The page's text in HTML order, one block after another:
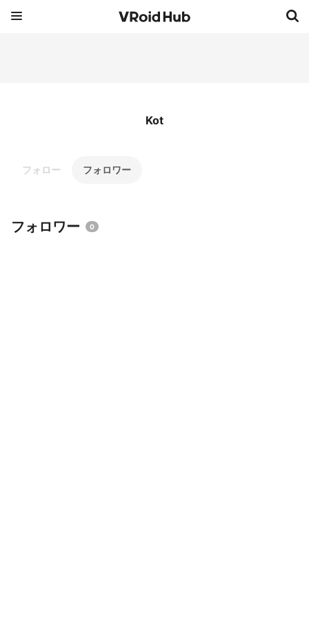
Kot
フォロー フォロワー
フォロワー 0